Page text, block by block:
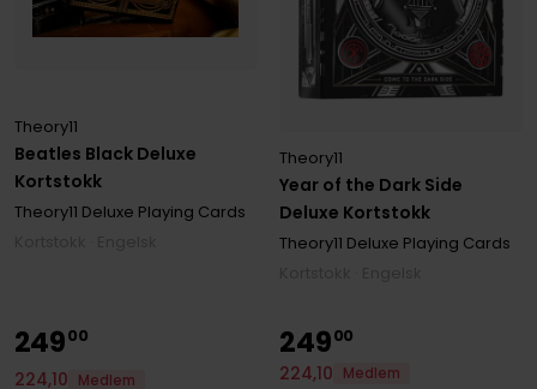
Beatles Black Deluxe
Kortstokk
Theory11
Theory11 Deluxe Playing Cards
Year of the Dark Side
Deluxe Kortstokk
Theory11
Theory11 Deluxe Playing Cards
24900
224,10
Medlem
24900
224,10
Medlem